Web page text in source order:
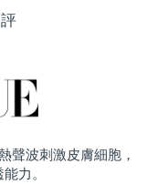
聲波刺激皮膚細胞，
力。